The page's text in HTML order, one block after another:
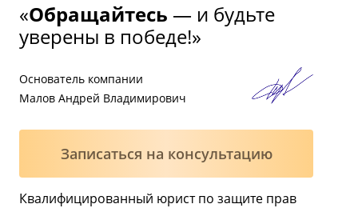
«Обращайтесь — и будьте
уверены в победе!»
Основатель компании
Малов Андрей Владимирович
Записаться на консультацию
Квалифицированный юрист по защите прав